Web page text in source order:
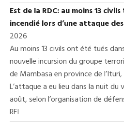
Est de la RDC: au moins 13
incendié lors d’une attaque
2026
Au moins 13 civils ont été tués
nouvelle incursion du groupe
de Mambasa en province de
L’attaque a eu lieu dans la nuit du
août, selon l’organisation de
RFI